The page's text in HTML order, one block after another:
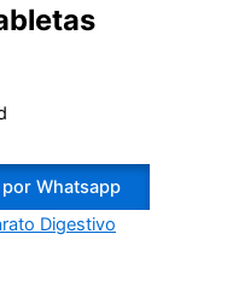
Whatsapp
Digestivo